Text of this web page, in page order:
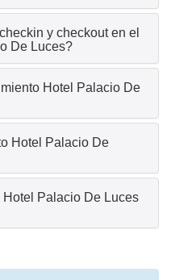
y checkout en el
De Luces?
Hotel Palacio De
Hotel Palacio De
Palacio De Luces